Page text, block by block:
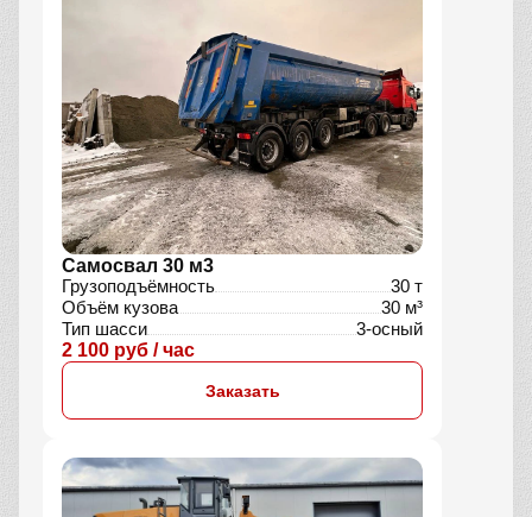
Самосвал 30 м3
Грузоподъёмность
30 т
Объём кузова
30 м³
Тип шасси
3-осный
2 100 руб / час
Заказать